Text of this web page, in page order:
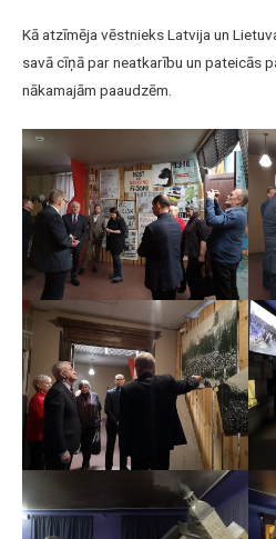
Kā atzīmēja vēstnieks Latvija un
savā cīņā par neatkarību un pateicās
nākamajām paaudzēm.